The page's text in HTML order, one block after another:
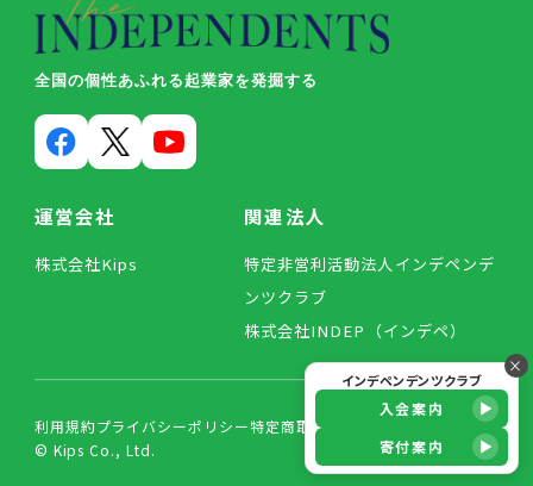
×
インデペンデンツクラブ
入会案内
寄付案内
全国の個性あふれる起業家を発掘する
運営会社
株式会社Kips
関連法人
特定非営利活動法人インデペンデ
ンツクラブ
株式会社INDEP（インデペ）
利用規約プライバシーポリシー特定商取引法に基づく表記
© Kips Co., Ltd.